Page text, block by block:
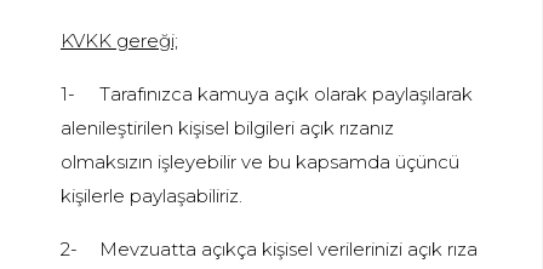
KVKK gereği;
1-
Tarafınızca kamuya açık olarak paylaşılarak
alenileştirilen kişisel bilgileri açık rızanız
olmaksızın işleyebilir ve bu kapsamda üçüncü
kişilerle paylaşabiliriz.
2-
Mevzuatta açıkça kişisel verilerinizi açık rıza